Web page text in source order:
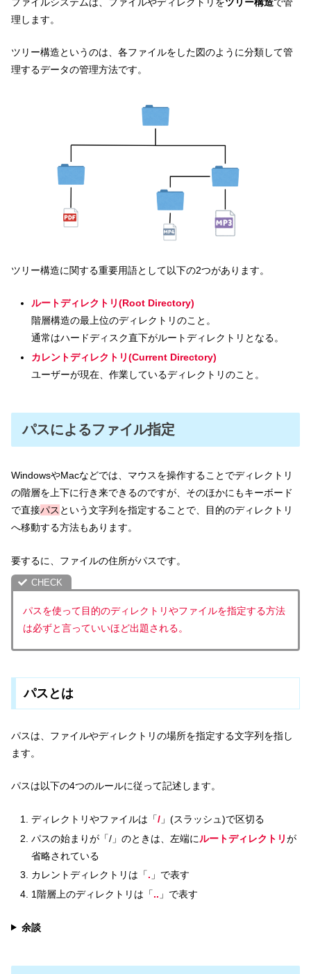
理します。
ツリー構造というのは、各ファイルをした図のように分類して管
理するデータの管理方法です。
ツリー構造に関する重要用語として以下の2つがあります。
ルートディレクトリ(Root Directory)
階層構造の最上位のディレクトリのこと。
通常はハードディスク直下がルートディレクトリとなる。
カレントディレクトリ(Current Directory)
ユーザーが現在、作業しているディレクトリのこと。
パスによるファイル指定
WindowsやMacなどでは、マウスを操作することでディレクトリ
の階層を上下に行き来できるのですが、そのほかにもキーボード
で直接パス という文字列を指定することで、目的のディレクトリ
へ移動する方法もあります。
要するに、ファイルの住所がパスです。
パスを使って目的のディレクトリやファイルを指定する方法
は必ずと言っていいほど出題される。
パスとは
パスは、ファイルやディレクトリの場所を指定する文字列を指し
ます。
パスは以下の4つのルールに従って記述します。
ディレクトリやファイルは「/」(スラッシュ)で区切る
パスの始まりが「/」のときは、左端にルートディレクトリが
省略されている
カレントディレクトリは「. 」で表す
1階層上のディレクトリは「.. 」で表す
余談